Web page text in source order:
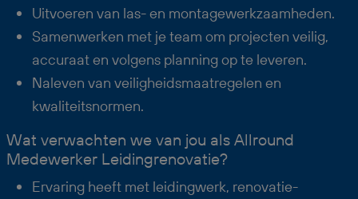
Uitvoeren van las- en montagewerkzaamheden.
Samenwerken met je team om projecten veilig,
accuraat en volgens planning op te leveren.
Naleven van veiligheidsmaatregelen en
kwaliteitsnormen.
Wat verwachten we van jou als Allround
Medewerker Leidingrenovatie?
Ervaring heeft met leidingwerk, renovatie­